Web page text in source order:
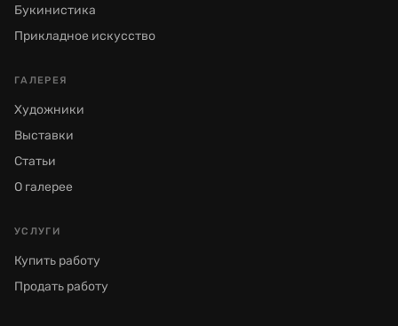
Букинистика
Прикладное искусство
ГАЛЕРЕЯ
Художники
Выставки
Статьи
О галерее
УСЛУГИ
Купить работу
Продать работу